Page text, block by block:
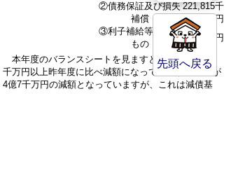
②債務保証及び損失
補償
221,815千
円
③利子補給等に係る
もの
0千円
本年度のバランスシートを見ますと、資産が4億5
千万円以上昨年度に比べ減額になっています。基金が
4億7千万円の減額となっていますが、これは減債基
先頭へ戻る